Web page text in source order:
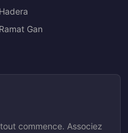
Hadera
Ramat Gan
commence. Associez